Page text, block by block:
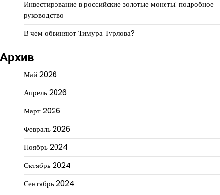
Инвестирование в российские золотые монеты: подробное
руководство
В чем обвиняют Тимура Турлова?
Архив
Май 2026
Апрель 2026
Март 2026
Февраль 2026
Ноябрь 2024
Октябрь 2024
Сентябрь 2024